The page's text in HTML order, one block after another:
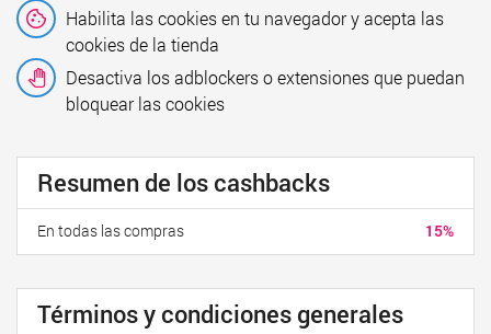
Habilita las cookies en tu navegador y acepta las
cookies de la tienda
Desactiva los adblockers o extensiones que puedan
bloquear las cookies
Resumen de los cashbacks
15%
En todas las compras
Términos y condiciones generales